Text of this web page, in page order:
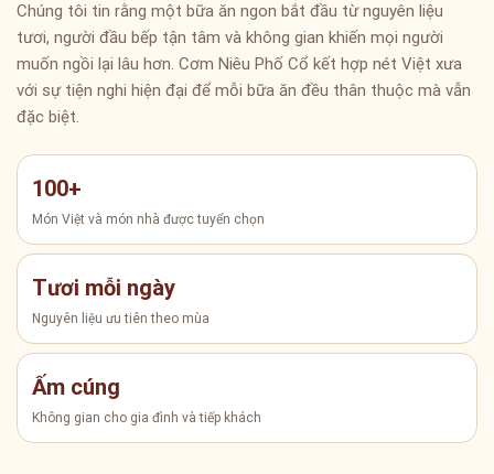
Chúng tôi tin rằng một bữa ăn ngon bắt đầu từ nguyên liệu
tươi, người đầu bếp tận tâm và không gian khiến mọi người
muốn ngồi lại lâu hơn. Cơm Niêu Phố Cổ kết hợp nét Việt xưa
với sự tiện nghi hiện đại để mỗi bữa ăn đều thân thuộc mà vẫn
đặc biệt.
100+
Món Việt và món nhà được tuyển chọn
Tươi mỗi ngày
Nguyên liệu ưu tiên theo mùa
Ấm cúng
Không gian cho gia đình và tiếp khách